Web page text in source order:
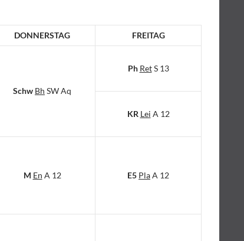
DONNERSTAG FREITAG
Schw Bh SW Aq
Ph RetS 13
KR Lei A 12
M En A 12 E5 PlaA 12